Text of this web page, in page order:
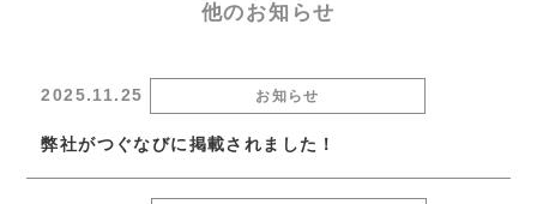
他のお知らせ
2025.11.25 お知らせ
弊社がつぐなびに掲載されました！